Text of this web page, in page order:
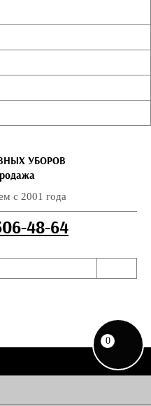
УБОРОВ
с 2001 года
48-64
0